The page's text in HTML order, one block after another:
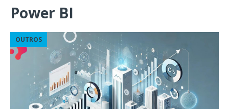
Power BI
OUTROS